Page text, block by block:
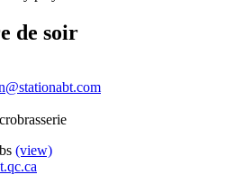
de soir
(view)